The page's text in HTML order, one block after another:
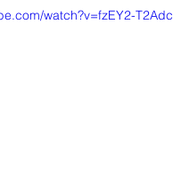
watch?v=fzEY2-T2Adc